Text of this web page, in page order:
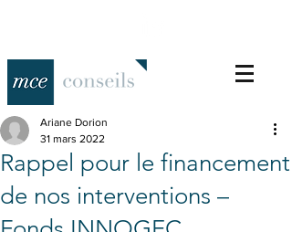
Rappel pour le financement
de nos interventions –
Ariane Dorion
31 mars 2022